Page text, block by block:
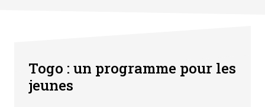
Togo : un programme pour les
jeunes